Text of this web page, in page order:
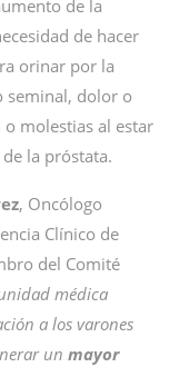
de la
de hacer
orinar por la
seminal, dolor o
molestias al estar
la próstata.
, Oncólogo
Clínico de
del Comité
médica
a los varones
un mayor